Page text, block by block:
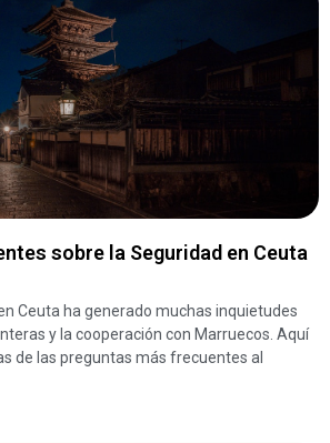
sobre la Seguridad en Ceuta
Ceuta ha generado muchas inquietudes
y la cooperación con Marruecos. Aquí
de las preguntas más frecuentes al